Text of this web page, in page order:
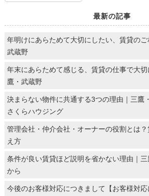
最新の記事
年明けにあらためて大切にしたい、賃貸のご
武蔵野
年末にあらためて感じる、賃貸の仕事で大
鷹・武蔵野
決まらない物件に共通する3つの理由｜三鷹
さくらハウジング
管理会社・仲介会社・オーナーの役割とは
え方
条件が良い賃貸ほど説明を省かない理由｜
から
今後のお客様対応につきまして【お客様対応